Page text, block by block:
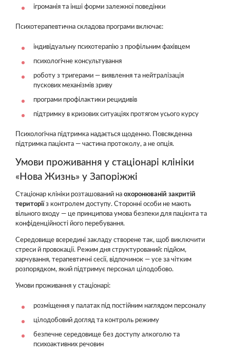
ігроманія та інші форми залежної поведінки
Психотерапевтична складова програми включає:
індивідуальну психотерапію з профільним фахівцем
психологічне консультування
роботу з тригерами — виявлення та нейтралізація
пускових механізмів зриву
програми профілактики рецидивів
підтримку в кризових ситуаціях протягом усього курсу
Психологічна підтримка надається щоденно. Повсякденна
підтримка пацієнта — частина протоколу, а не опція.
Умови проживання у стаціонарі клініки
«Нова Жизнь» у Запоріжжі
Стаціонар клініки розташований на охоронюваній закритій
території з контролем доступу. Сторонні особи не мають
вільного входу — це принципова умова безпеки для пацієнта та
конфіденційності його перебування.
Середовище всередині закладу створене так, щоб виключити
стреси й провокації. Режим дня структурований: підйом,
харчування, терапевтичні сесії, відпочинок — усе за чітким
розпорядком, який підтримує персонал цілодобово.
Умови проживання у стаціонарі:
розміщення у палатах під постійним наглядом персоналу
цілодобовий догляд та контроль режиму
безпечне середовище без доступу алкоголю та
психоактивних речовин